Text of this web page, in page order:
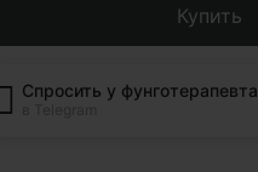
Купить
Спросить у фунготерапевта